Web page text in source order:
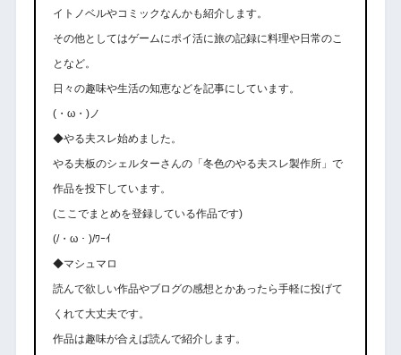
イトノベルやコミックなんかも紹介します。
その他としてはゲームにポイ活に旅の記録に料理や日常のこ
となど。
日々の趣味や生活の知恵などを記事にしています。
(・ω・)ノ
◆やる夫スレ始めました。
やる夫板のシェルターさんの「冬色のやる夫スレ製作所」で
作品を投下しています。
(ここでまとめを登録している作品です)
(/・ω・)/ﾜｰｲ
◆マシュマロ
読んで欲しい作品やブログの感想とかあったら手軽に投げて
くれて大丈夫です。
作品は趣味が合えば読んで紹介します。